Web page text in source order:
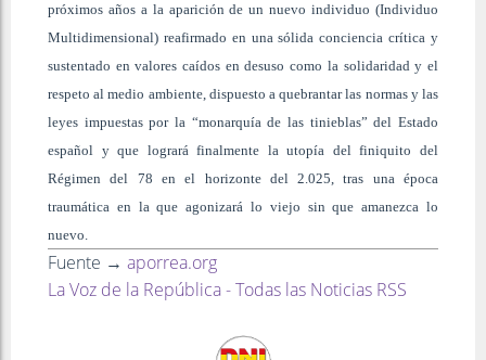
próximos años a la aparición de un nuevo individuo (Individuo
Multidimensional) reafirmado en una sólida conciencia crítica y
sustentado en valores caídos en desuso como la solidaridad y el
respeto al medio ambiente, dispuesto a quebrantar las normas y las
leyes impuestas por la “monarquía de las tinieblas” del Estado
español y que logrará finalmente la utopía del finiquito del
Régimen del 78 en el horizonte del 2.025, tras una época
traumática en la que agonizará lo viejo sin que amanezca lo
nuevo.
Fuente → aporrea.org
La Voz de la República - Todas las Noticias RSS